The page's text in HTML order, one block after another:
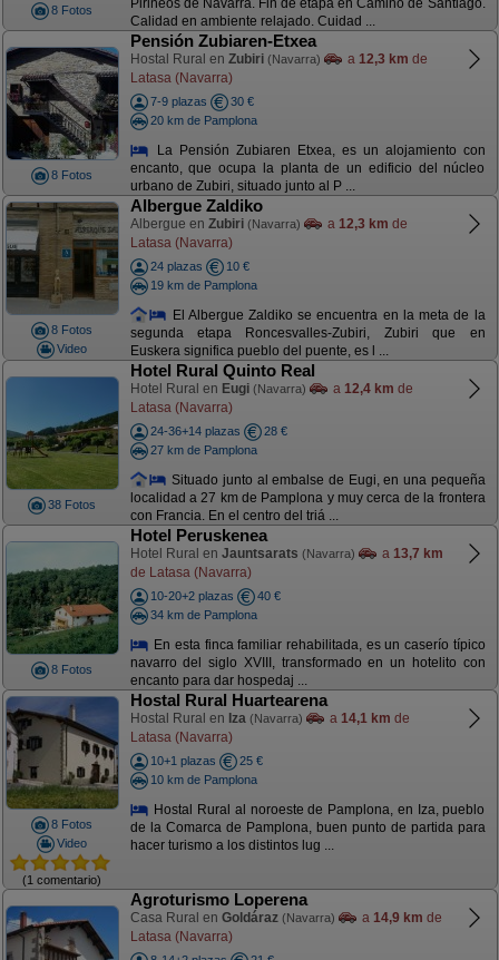
8 Fotos
Pirineos de Navarra. Fin de etapa en Camino de Santiago.
Calidad en ambiente relajado. Cuidad ...
8 Fotos
Pensión Zubiaren-Etxea
Hostal Rural en Zubiri (Navarra) a 12,3 km de
Latasa (Navarra)
7-9 plazas
30 €
20 km de Pamplona
La Pensión Zubiaren Etxea, es un alojamiento con
encanto, que ocupa la planta de un edificio del núcleo
urbano de Zubiri, situado junto al P ...
8 Fotos
Video
Albergue Zaldiko
Albergue en Zubiri (Navarra) a 12,3 km de
Latasa (Navarra)
24 plazas
10 €
19 km de Pamplona
El Albergue Zaldiko se encuentra en la meta de la
segunda etapa Roncesvalles-Zubiri, Zubiri que en
Euskera significa pueblo del puente, es l ...
38 Fotos
Hotel Rural Quinto Real
Hotel Rural en Eugi (Navarra) a 12,4 km de
Latasa (Navarra)
24-36+14 plazas
28 €
27 km de Pamplona
Situado junto al embalse de Eugi, en una pequeña
localidad a 27 km de Pamplona y muy cerca de la frontera
con Francia. En el centro del triá ...
8 Fotos
Hotel Peruskenea
Hotel Rural en Jauntsarats (Navarra) a 13,7 km
de Latasa (Navarra)
10-20+2 plazas
40 €
34 km de Pamplona
En esta finca familiar rehabilitada, es un caserío típico
navarro del siglo XVIII, transformado en un hotelito con
encanto para dar hospedaj ...
8 Fotos
Video
(1 comentario)
Hostal Rural Huartearena
Hostal Rural en Iza (Navarra) a 14,1 km de
Latasa (Navarra)
10+1 plazas
25 €
10 km de Pamplona
Hostal Rural al noroeste de Pamplona, en Iza, pueblo
de la Comarca de Pamplona, buen punto de partida para
hacer turismo a los distintos lug ...
Agroturismo Loperena
Casa Rural en Goldáraz (Navarra) a 14,9 km de
Latasa (Navarra)